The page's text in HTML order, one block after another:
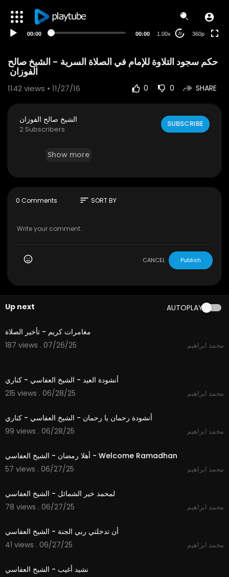
00:00 00:00 1.00x 20 360p
‫حكم سجود التلاوة للإمام في الصلاة السرية - الشيخ صالح
1142views • 11/27/16 0 0 SHARE
الشيخ صالح الفوزان
2 Subscribers
SUBSCRIBE
Show more
0 Comments sort SORT BY
CANCEL Publish
Up next AUTOPLAY
1:22
مغامرات كريم - تأخير الصلاة
187 views . 07/26/25
محمد ابراهيم
أنشودة العيد - الشيخ العفاسي - كناري
215 views . 06/28/25
محمد ابراهيم
أنشودة رحمان يا رحمان - الشيخ العفاسي - كناري
99 views . 06/28/25
محمد ابراهيم
أهلا رمضان - الشيخ العفاسي - Welcome Ramadhan
57 views . 06/27/25
محمد ابراهيم
لمحمد خير الشمائل - الشيخ العفاسي
78 views . 06/27/25
محمد ابراهيم
أن تدخلني ربي الجنة - الشيخ العفاسي
41 views . 06/27/25
محمد ابراهيم
نشيد أغيب - الشيخ العفاسي